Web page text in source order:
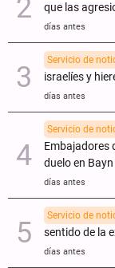
que las
días antes
Servicio de
israelíes y
días antes
Servicio de
Embajadores
duelo en
días antes
Servicio de
sentido de la
días antes